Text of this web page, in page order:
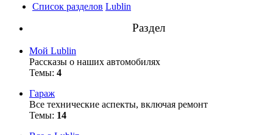
Список разделов Lublin
Раздел
Мой Lublin
Рассказы о наших автомобилях
Темы: 4
Гараж
Все технические аспекты, включая ремонт
Темы: 14